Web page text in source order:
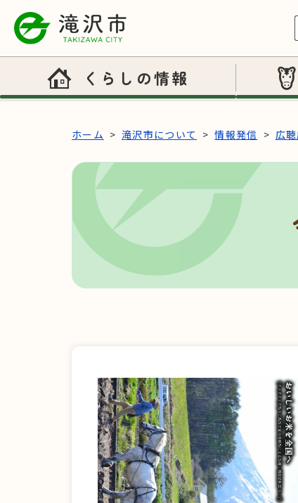
本文へスキップ
くらしの情報
ホーム 滝沢市について 情報発信 広